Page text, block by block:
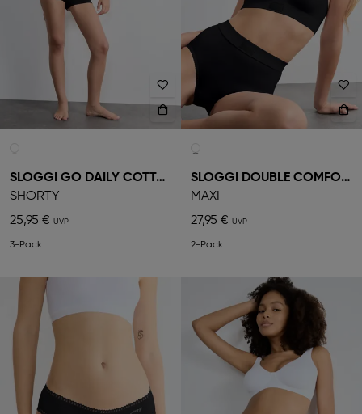
SLOGGI GO DAILY COTTON
SHORTY
25,95 €
3-Pack
SLOGGI DOUBLE COMFORT
MAXI
27,95 €
2-Pack